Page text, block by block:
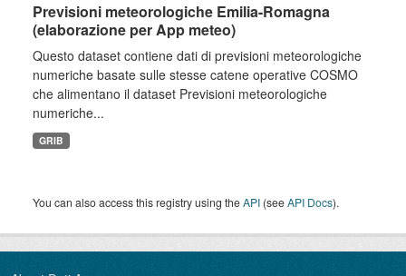
Previsioni meteorologiche Emilia-Romagna
(elaborazione per App meteo)
Questo dataset contiene dati di previsioni meteorologiche
numeriche basate sulle stesse catene operative COSMO
che alimentano il dataset Previsioni meteorologiche
numeriche...
GRIB
You can also access this registry using theAPI (seeAPI Docs).